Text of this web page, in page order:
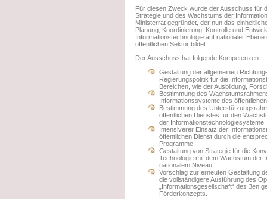
Für diesen Zweck wurde der Ausschuss für
Strategie und des Wachstums der
Ministerrat gegründet, der nun das
Planung, Koordinierung, Kontrolle und
Informationstechnologie auf nationaler
öffentlichen Sektor bildet.
Der Ausschuss hat folgende Kompetenzen:
Gestaltung der allgemeinen
Regierungspolitik für die
Bereichen, wie der Ausbildung,
Bestimmung des
Informationssysteme des
Bestimmung des
öffentlichen Dienstes für den
der Informationstechnologiesysteme.
Intensiverer Einsatz der
öffentlichen Dienst durch die
Programme
Gestaltung von Strategie für die
Technologie mit dem Wachstum der
nationalem Niveau.
Vorschlag zur erneuten Gestaltung
die vollständigere Ausführung des
„Informationsgesellschaft“ des 3en
Förderkonzepts.